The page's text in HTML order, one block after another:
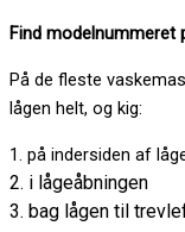
Find modelnummeret
På de fleste
lågen helt, og kig:
1. på indersiden af
2. i lågeåbningen
3. bag lågen til